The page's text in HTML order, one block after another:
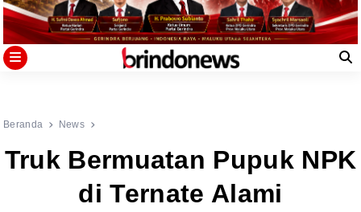
Beranda News
Truk Bermuatan Pupuk NPK
di Ternate Alami